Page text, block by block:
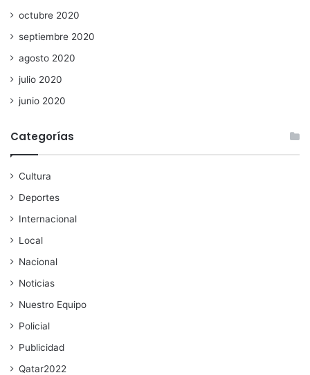
octubre 2020
septiembre 2020
agosto 2020
julio 2020
junio 2020
Categorías
Cultura
Deportes
Internacional
Local
Nacional
Noticias
Nuestro Equipo
Policial
Publicidad
Qatar2022